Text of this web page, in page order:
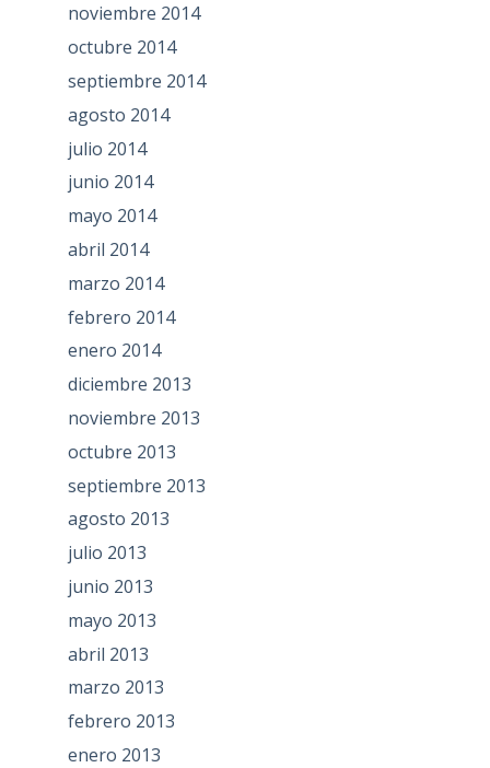
noviembre 2014
octubre 2014
septiembre 2014
agosto 2014
julio 2014
junio 2014
mayo 2014
abril 2014
marzo 2014
febrero 2014
enero 2014
diciembre 2013
noviembre 2013
octubre 2013
septiembre 2013
agosto 2013
julio 2013
junio 2013
mayo 2013
abril 2013
marzo 2013
febrero 2013
enero 2013